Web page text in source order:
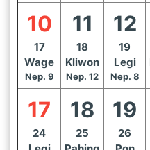
10
17
Wage
Nep. 9
11
18
Kliwon
Nep. 12
12
19
Legi
Nep. 8
17
24
18
25
19
26